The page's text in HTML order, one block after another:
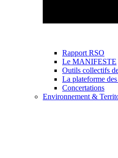
Rapport RSO
Le MANIFESTE
Outils collectifs
La plateforme
Concertations
Environnement &